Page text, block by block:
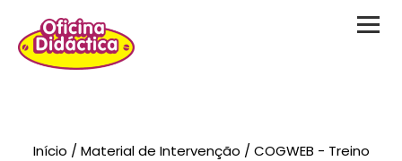
Início /Material de Intervenção /COGWEB - Treino